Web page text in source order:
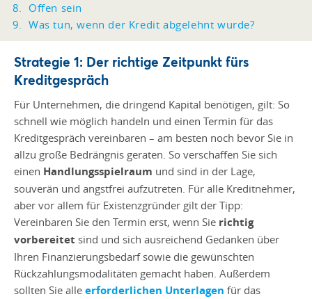
Offen sein
Was tun, wenn der Kredit abgelehnt wurde?
Strategie 1: Der richtige Zeitpunkt fürs
Kreditgespräch
Für Unternehmen, die dringend Kapital benötigen, gilt: So
schnell wie möglich handeln und einen Termin für das
Kreditgespräch vereinbaren – am besten noch bevor Sie in
allzu große Bedrängnis geraten. So verschaffen Sie sich
einen Handlungsspielraum und sind in der Lage,
souverän und angstfrei aufzutreten. Für alle Kreditnehmer,
aber vor allem für Existenzgründer gilt der Tipp:
Vereinbaren Sie den Termin erst, wenn Sie richtig
vorbereitet sind und sich ausreichend Gedanken über
Ihren Finanzierungsbedarf sowie die gewünschten
Rückzahlungsmodalitäten gemacht haben. Außerdem
sollten Sie alle erforderlichen Unterlagen für das